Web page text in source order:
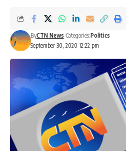
September 30, 2020 12:22 pm
ByCTN News Categories:Politics